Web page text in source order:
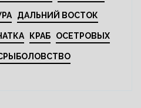
ДАЛЬНИЙ ВОСТОК
КРАБ ОСЕТРОВЫХ